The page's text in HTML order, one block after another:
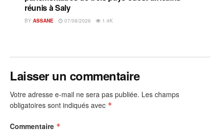
réunis à Saly
BY ASSANE 07/08/2026 1.4K
Laisser un commentaire
Votre adresse e-mail ne sera pas publiée. Les champs
obligatoires sont indiqués avec *
Commentaire *